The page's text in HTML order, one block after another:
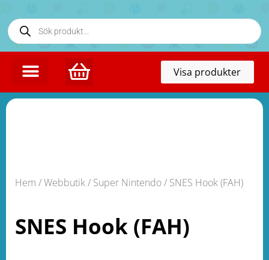
Visa produkter
Hem /Webbutik/ Super Nintendo/ SNES Hook (FAH)
SNES Hook (FAH)